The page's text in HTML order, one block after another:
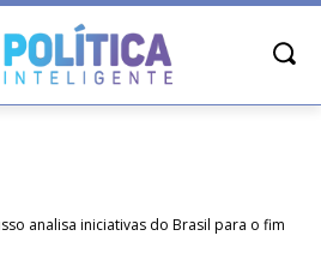
analisa iniciativas do Brasil para o fim